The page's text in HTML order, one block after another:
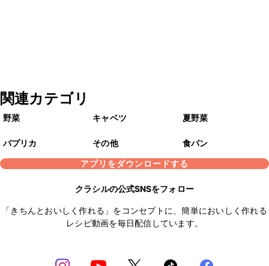
関連カテゴリ
野菜 キャベツ 夏野菜
パプリカ その他
食パン
アプリをダウンロードする
クラシルの公式SNSをフォロー
「きちんとおいしく作れる」をコンセプトに、簡単においしく作れる
レシピ動画を毎日配信しています。